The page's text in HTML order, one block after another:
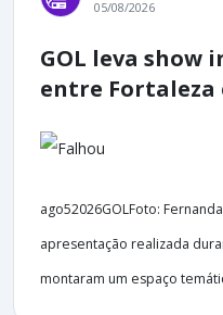
05/08/2026
GOL leva show
entre Fortaleza
ago52026GOLFoto:
apresentação realizada
montaram um espaço